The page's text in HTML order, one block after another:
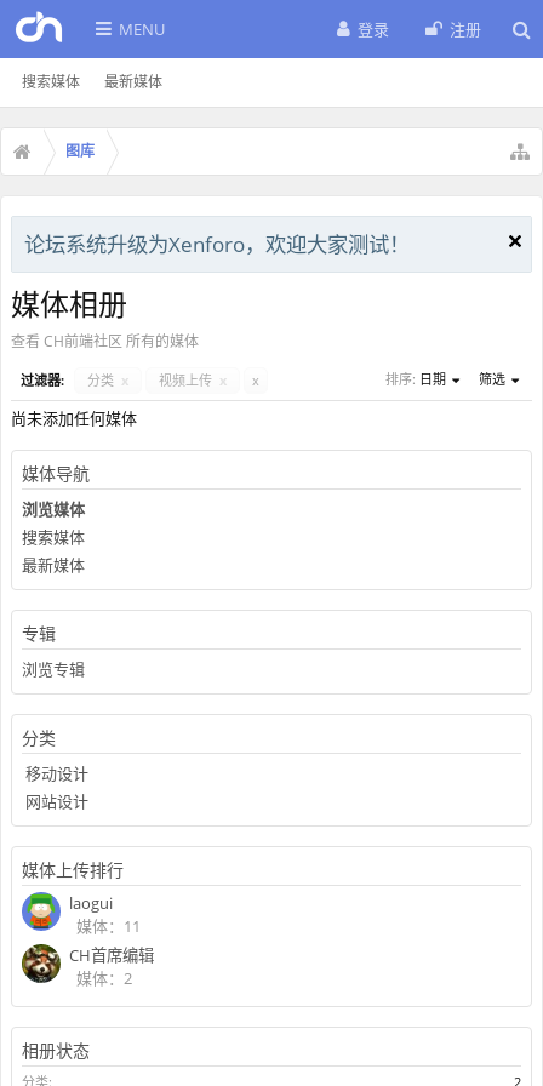
MENU
搜索媒体 最新媒体
登录 注册
图库
论坛系统升级为Xenforo，欢迎大家测试！
媒体相册
查看 CH前端社区 所有的媒体
过滤器: 分类 x 视频上传 x x 排序: 日期 筛选
尚未添加任何媒体
媒体导航
浏览媒体
搜索媒体
最新媒体
专辑
浏览专辑
分类
移动设计
网站设计
媒体上传排行
laogui
媒体：11
CH首席编辑
媒体：2
相册状态
分类: 2